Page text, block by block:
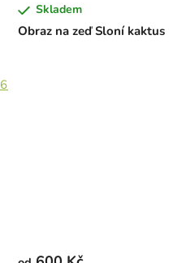
65 x 53 cm
Obraz na zeď Sloní kaktus
Skladem